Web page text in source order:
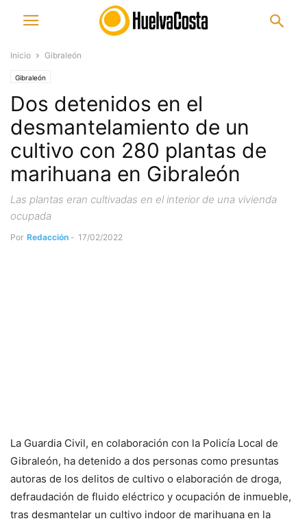
Inicio Gibraleón
Gibraleón
Dos detenidos en el
desmantelamiento de un
cultivo con 280 plantas de
marihuana en Gibraleón
Las plantas eran cultivadas en el interior de una vivienda
ocupada
Por Redacción - 17/02/2022
La Guardia Civil, en colaboración con la Policía Local de
Gibraleón, ha detenido a dos personas como presuntas
autoras de los delitos de cultivo o elaboración de droga,
defraudación de fluido eléctrico y ocupación de inmueble,
tras desmantelar un cultivo indoor de marihuana en la